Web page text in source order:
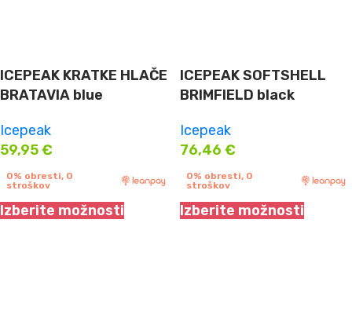
ICEPEAK KRATKE HLAČE
BRATAVIA blue
Icepeak
59,95€
0% obresti, 0
stroškov
Izberite možnosti
ICEPEAK SOFTSHELL
BRIMFIELD black
Icepeak
76,46 €
0% obresti, 0
stroškov
Izberite možnosti